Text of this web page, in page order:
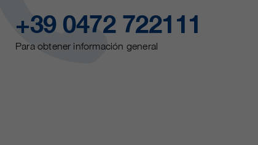
+39 0472 722111
Para obtener información general